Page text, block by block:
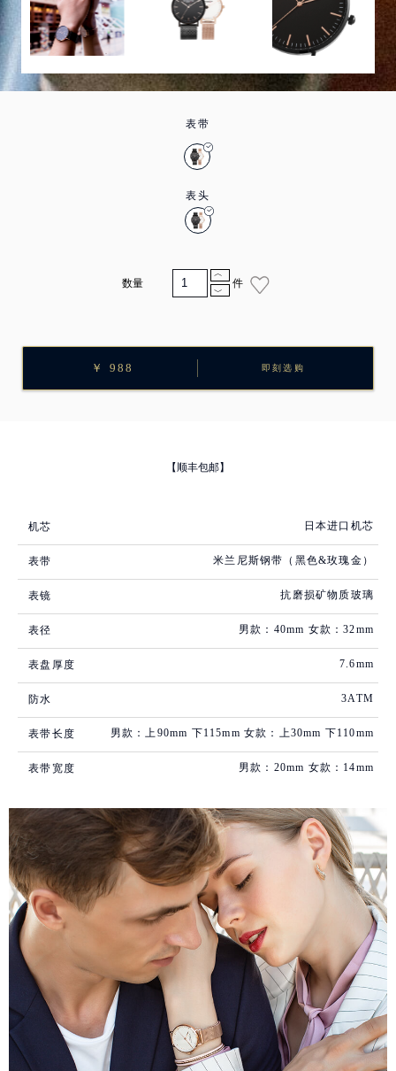
表带
表头
数量
︿
﹀
件
￥ 988 即刻选购
【顺丰包邮】
机芯 日本进口机芯
表带 米兰尼斯钢带（黑色&玫瑰金）
表镜 抗磨损矿物质玻璃
表径 男款：40mm 女款：32mm
表盘厚度 7.6mm
防水 3ATM
表带长度 男款：上90mm 下115mm 女款：上30mm 下110mm
表带宽度 男款：20mm 女款：14mm